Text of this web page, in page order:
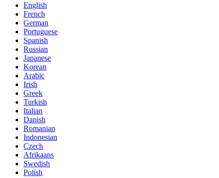
English
French
German
Portuguese
Spanish
Russian
Japanese
Korean
Arabic
Irish
Greek
Turkish
Italian
Danish
Romanian
Indonesian
Czech
Afrikaans
Swedish
Polish